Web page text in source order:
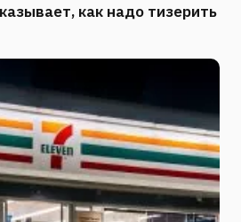
как надо тизерить